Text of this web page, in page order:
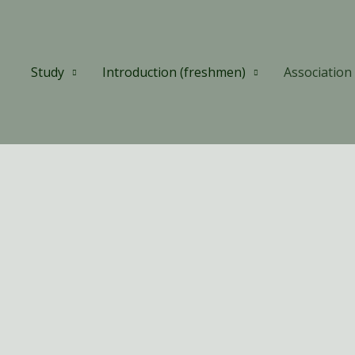
Study
Introduction (freshmen) Association